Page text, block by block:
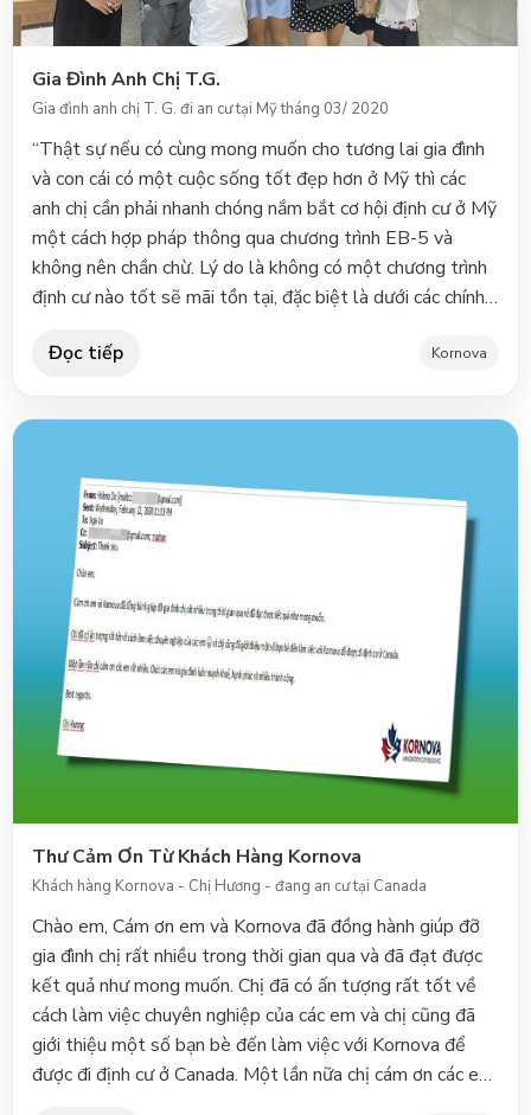
Gia Đình Anh Chị T.G.
Gia đình anh chị T. G. đi an cư tại Mỹ tháng 03/ 2020
“Thật sự nếu có cùng mong muốn cho tương lai gia đình
và con cái có một cuộc sống tốt đẹp hơn ở Mỹ thì các
anh chị cần phải nhanh chóng nắm bắt cơ hội định cư ở Mỹ
một cách hợp pháp thông qua chương trình EB-5 và
không nên chần chừ. Lý do là không có một chương trình
định cư nào tốt sẽ mãi tồn tại, đặc biệt là dưới các chính
như ở các nước) cũng như con đường trở thành công dân
Kornova làm đơn vị đồng hành trong suốt 3 năm thực
hiện dự án Escaya của Kornova) Gia Đình Anh Chị T.G.Gia
đình anh chị T. G. đi an cư tại Mỹ tháng 03/ 2020
Đọc tiếp Kornova
Thư Cảm Ơn Từ Khách Hàng Kornova
Khách hàng Kornova - Chị Hương - đang an cư tại Canada
Chào em, Cám ơn em và Kornova đã đồng hành giúp đỡ
gia đình chị rất nhiều trong thời gian qua và đã đạt được
kết quả như mong muốn. Chị đã có ấn tượng rất tốt về
cách làm việc chuyên nghiệp của các em và chị cũng đã
giới thiệu một số bạn bè đến làm việc với Kornova để
được đi định cư ở Canada. Một lần nữa chị cám ơn các em